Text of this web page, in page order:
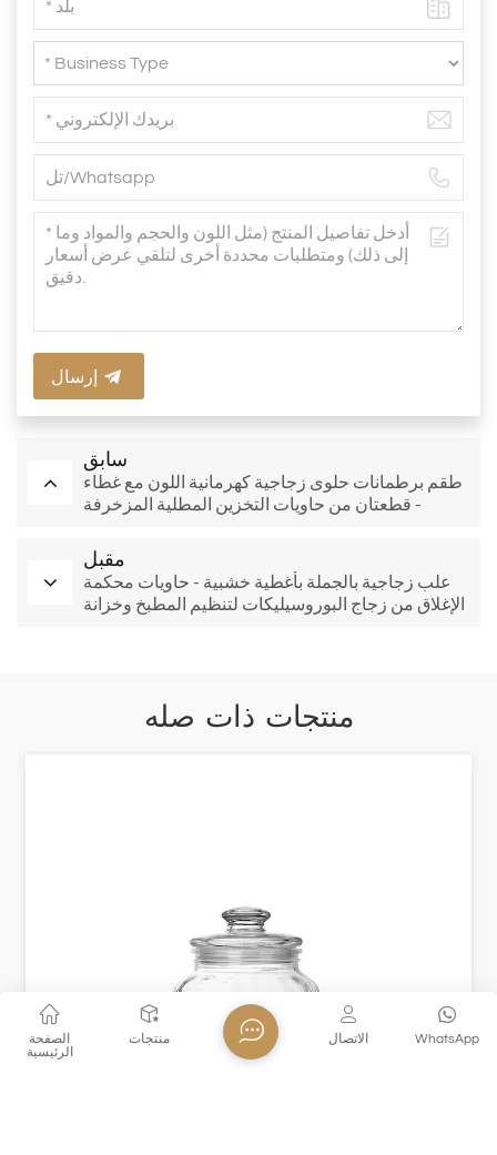
إرسال
سابق
طقم برطمانات حلوى زجاجية كهرمانية اللون مع غطاء
- قطعتان من حاويات التخزين المطلية المزخرفة
مقبل
علب زجاجية بالجملة بأغطية خشبية - حاويات محكمة
الإغلاق من زجاج البوروسيليكات لتنظيم المطبخ وخزانة
منتجات ذات صله
الصفحة
الرئيسية
منتجات WhatsApp الاتصال